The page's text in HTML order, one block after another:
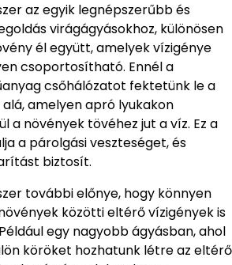
az egyik legnépszerűbb és
virágágyásokhoz, különösen
él együtt, amelyek vízigénye
csoportosítható. Ennél a
csőhálózatot fektetünk le a
amelyen apró lyukakon
a növények tövéhez jut a víz. Ez a
a párolgási veszteséget, és
biztosít.
további előnye, hogy könnyen
közötti eltérő vízigények is
egy nagyobb ágyásban, ahol
köröket hozhatunk létre az eltérő